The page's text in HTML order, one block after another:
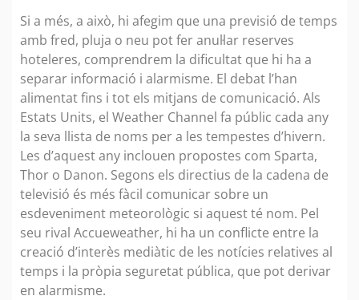
Si a més, a això, hi afegim que una previsió de temps
amb fred, pluja o neu pot fer anul·lar reserves
hoteleres, comprendrem la dificultat que hi ha a
separar informació i alarmisme. El debat l’han
alimentat fins i tot els mitjans de comunicació. Als
Estats Units, el Weather Channel fa públic cada any
la seva llista de noms per a les tempestes d’hivern.
Les d’aquest any inclouen propostes com Sparta,
Thor o Danon. Segons els directius de la cadena de
televisió és més fàcil comunicar sobre un
esdeveniment meteorològic si aquest té nom. Pel
seu rival Accueweather, hi ha un conflicte entre la
creació d’interès mediàtic de les notícies relatives al
temps i la pròpia seguretat pública, que pot derivar
en alarmisme.